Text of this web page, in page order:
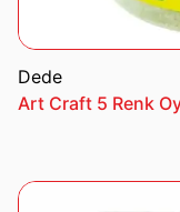
Dede
Art Craft 5 Renk